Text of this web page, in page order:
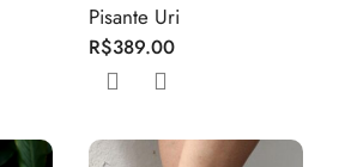
Pisante Uri
R$389.00